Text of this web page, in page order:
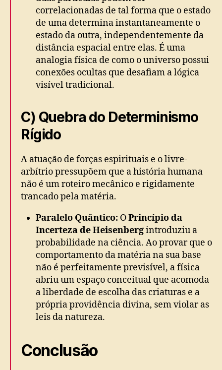
correlacionadas de tal forma que o estado
de uma determina instantaneamente o
estado da outra, independentemente da
distância espacial entre elas. É uma
analogia física de como o universo possui
conexões ocultas que desafiam a lógica
visível tradicional.
C) Quebra do Determinismo
Rígido
A atuação de forças espirituais e o livre-
arbítrio pressupõem que a história humana
não é um roteiro mecânico e rigidamente
trancado pela matéria.
Paralelo Quântico: OPrincípio da
Incerteza de Heisenbergintroduziu a
probabilidade na ciência. Ao provar que o
comportamento da matéria na sua base
não é perfeitamente previsível, a física
abriu um espaço conceitual que acomoda
a liberdade de escolha das criaturas e a
própria providência divina, sem violar as
leis da natureza.
Conclusão